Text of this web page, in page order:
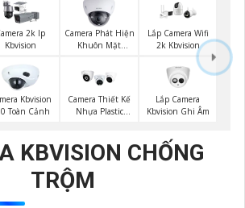
2k Ip
Kbvision
Camera Phát Hiện
Khuôn Mặt
Lắp Camera Wifi
2k Kbvision
Kbvision
Toàn Cảnh
Camera Thiết Kế
Nhựa Plastic
Lắp Camera
Kbvision Ghi Âm
KBVISION CHỐNG
TRỘM